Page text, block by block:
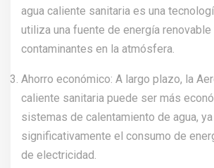
agua caliente sanitaria es una
utiliza una fuente de energía
contaminantes en la atmósfera.
Ahorro económico: A largo plazo, la
caliente sanitaria puede ser más
sistemas de calentamiento de agua,
significativamente el consumo de
de electricidad.